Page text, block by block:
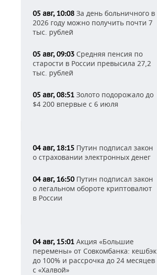
05 авг, 10:08 За день больничного в
2026 году можно получить почти 7
тыс. рублей
05 авг, 09:03 Средняя пенсия по
старости в России превысила 27,2
тыс. рублей
05 авг, 08:51 Золото подорожало до
$4 200 впервые с 6 июля
04 авг, 18:15 Путин подписал закон
о страховании электронных денег
04 авг, 16:50Путин подписал закон
о легальном обороте криптовалют
в России
04 авг, 15:01 Акция «Большие
перемены» от Совкомбанка: кешбэк
до 100% и рассрочка до 24 месяцев
с «Халвой»